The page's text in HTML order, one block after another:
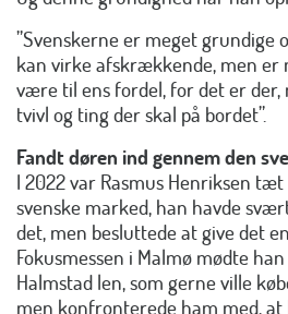
”Svenskerne er meget grundige
kan virke afskrækkende, men er
være til ens fordel, for det er der,
tvivl og ting der skal på bordet”.
Fandt døren ind gennem den
I 2022 var Rasmus Henriksen
svenske marked, han havde
det, men besluttede at give det
Fokusmessen i Malmø mødte
Halmstad len, som gerne ville
men konfronterede ham med, at